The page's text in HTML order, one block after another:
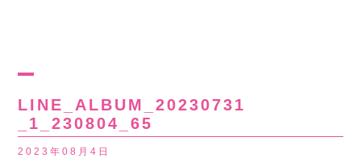
LINE_ALBUM_20230731
_1_230804_65
2023年08月4日